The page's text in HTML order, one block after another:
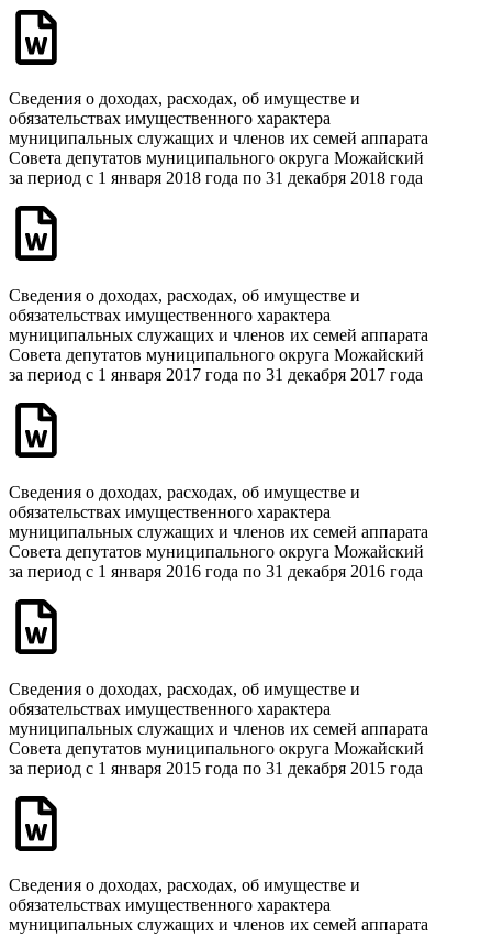
Сведения о доходах, расходах, об имуществе и
обязательствах имущественного характера
муниципальных служащих и членов их семей аппарата
Совета депутатов муниципального округа Можайский
за период с 1 января 2018 года по 31 декабря 2018 года
Сведения о доходах, расходах, об имуществе и
обязательствах имущественного характера
муниципальных служащих и членов их семей аппарата
Совета депутатов муниципального округа Можайский
за период с 1 января 2017 года по 31 декабря 2017 года
Сведения о доходах, расходах, об имуществе и
обязательствах имущественного характера
муниципальных служащих и членов их семей аппарата
Совета депутатов муниципального округа Можайский
за период с 1 января 2016 года по 31 декабря 2016 года
Сведения о доходах, расходах, об имуществе и
обязательствах имущественного характера
муниципальных служащих и членов их семей аппарата
Совета депутатов муниципального округа Можайский
за период с 1 января 2015 года по 31 декабря 2015 года
Сведения о доходах, расходах, об имуществе и
обязательствах имущественного характера
муниципальных служащих и членов их семей аппарата